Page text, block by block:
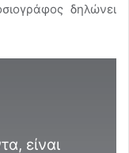
δηλώνει
είναι